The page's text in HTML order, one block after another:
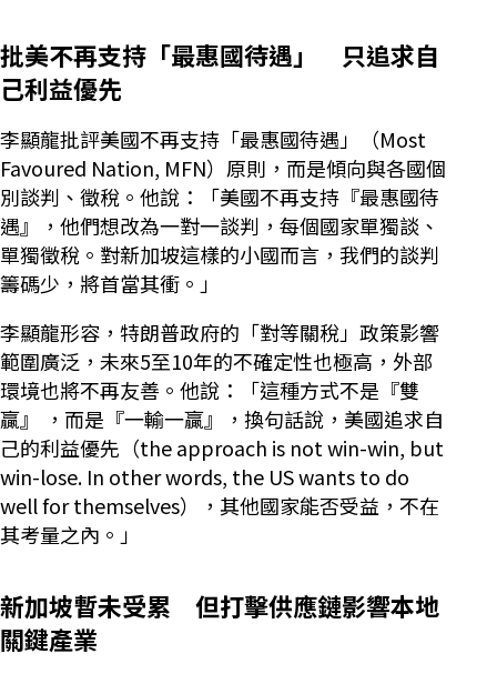
批美不再支持「最惠國待遇」 只追求自
己利益優先
李顯龍批評美國不再支持「最惠國待遇」（Most
Favoured Nation, MFN）原則，而是傾向與各國個
別談判、徵稅。他說：「美國不再支持『最惠國待
遇』，他們想改為一對一談判，每個國家單獨談、
單獨徵稅。對新加坡這樣的小國而言，我們的談判
籌碼少，將首當其衝。」
李顯龍形容，特朗普政府的「對等關稅」政策影響
範圍廣泛，未來5至10年的不確定性也極高，外部
環境也將不再友善。他說：「這種方式不是『雙
贏』 ，而是『一輸一贏』，換句話說，美國追求自
己的利益優先（the approach is not win-win, but
win-lose. In other words, the US wants to do
well for themselves），其他國家能否受益，不在
其考量之內。」
新加坡暫未受累 但打擊供應鏈影響本地
關鍵產業